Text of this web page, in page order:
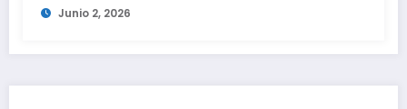
Junio 2, 2026